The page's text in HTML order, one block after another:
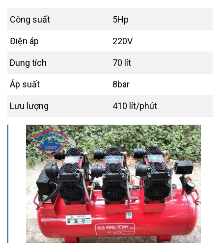
Công suất 5Hp
Điện áp 220V
Dung tích 70 lít
Áp suất 8bar
Lưu lượng 410 lít/phút